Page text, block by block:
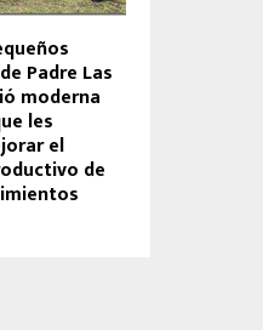
Padre Las
moderna
les
el
de